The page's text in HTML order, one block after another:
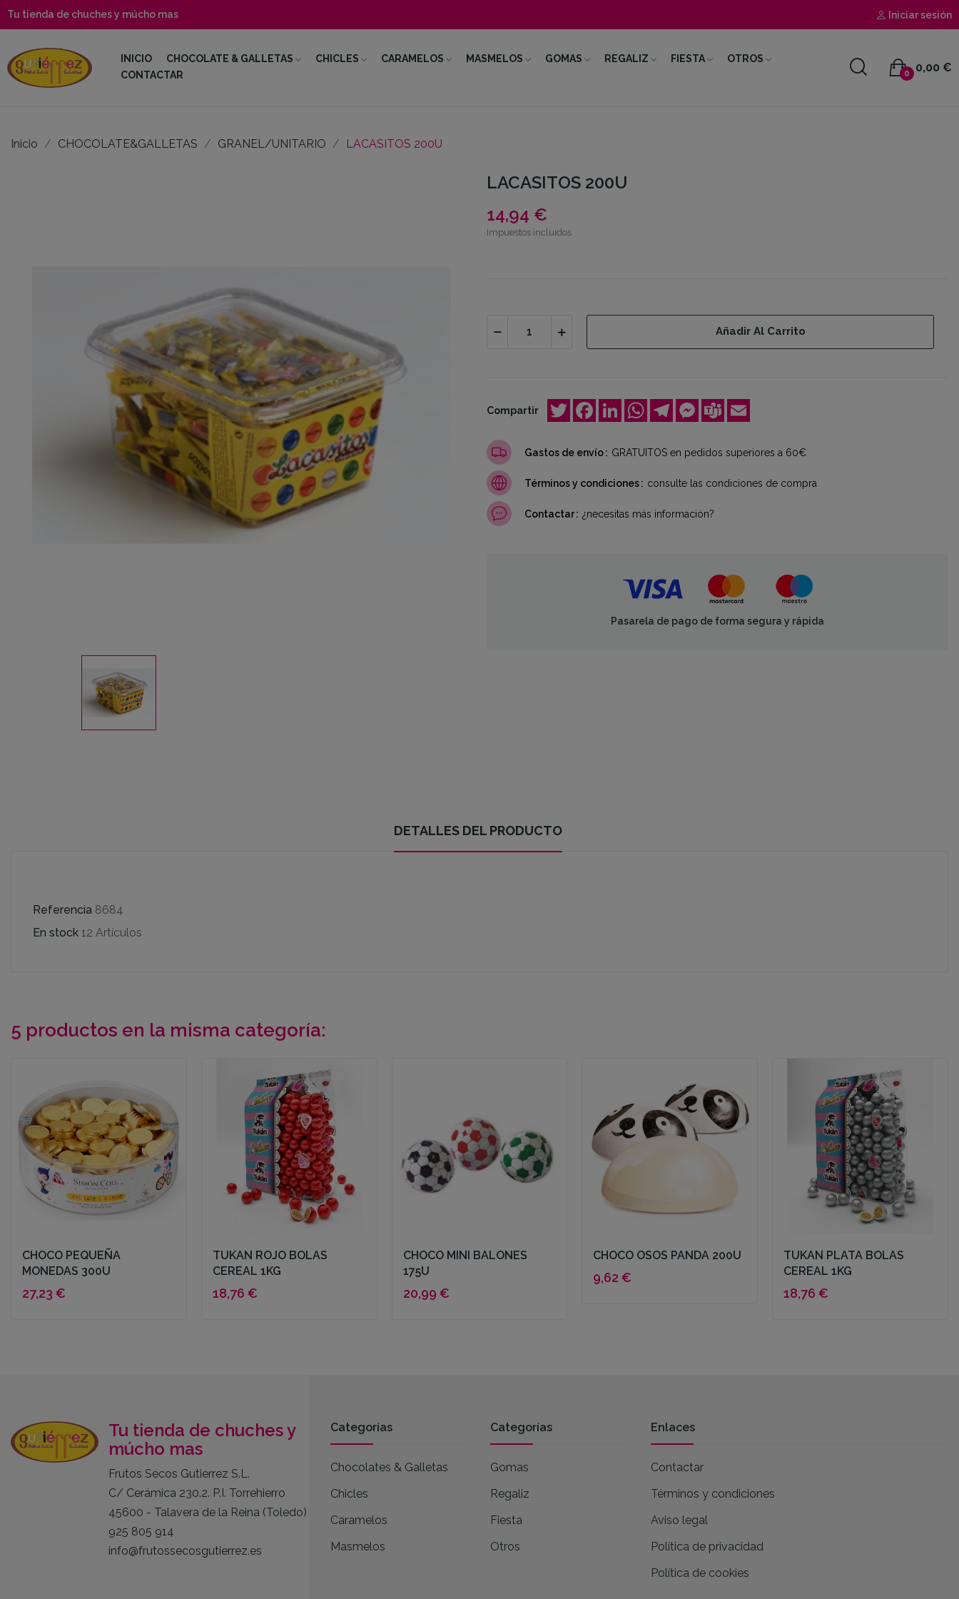
Tu tienda de chuches y múcho mas Iniciar sesión
INICIO CHOCOLATE & GALLETAS CHICLES CARAMELOS MASMELOS GOMAS REGALIZ FIESTA
OTROS
CONTACTAR
0,00 €
0
Inicio CHOCOLATE&GALLETAS GRANEL/UNITARIO LACASITOS 200U
LACASITOS 200U
14,94 €
Impuestos incluidos
Añadir Al Carrito
Compartir TwitterFacebookLinkedInWhatsAppTelegramMessenger
Teams
Gastos de envío GRATUITOS en pedidos superiores a 60€
Términos y condiciones consulte las condiciones de compra
Contactar ¿necesitas más información?
Pasarela de pago de forma segura y rápida
DETALLES DEL PRODUCTO
Referencia 8684
En stock 12 Artículos
5 productos en la misma categoría:
CHOCO PEQUEÑA
MONEDAS 300U
27,23 €
TUKAN ROJO BOLAS
CEREAL 1KG
18,76 €
CHOCO MINI BALONES
175U
20,99 €
CHOCO OSOS PANDA 200U
9,62 €
TUKAN PLATA BOLAS
CEREAL 1KG
18,76 €
Tu tienda de chuches y
múcho mas
Frutos Secos Gutierrez S.L.
C/ Cerámica 230.2. P.I. Torrehierro
45600 - Talavera de la Reina (Toledo)
925 805 914
info@frutossecosgutierrez.es
Categorías
Chocolates & Galletas
Chicles
Caramelos
Masmelos
Categorías
Gomas
Regaliz
Fiesta
Otros
Enlaces
Contactar
Términos y condiciones
Aviso legal
Política de privacidad
Política de cookies